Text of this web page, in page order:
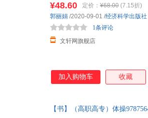
¥48.60 定价： ¥68.00 (7.15折)
文轩网旗舰店
1条评论
郭丽娟 /2020-09-01 /经济科学出版社
加入购物车 收藏
【书】（高职高专）体操